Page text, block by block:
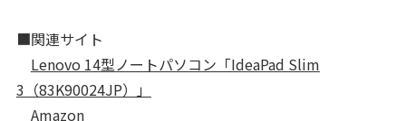
■関連サイト
Lenovo 14型ノートパソコン「IdeaPad Slim
3（83K90024JP）」
Amazon